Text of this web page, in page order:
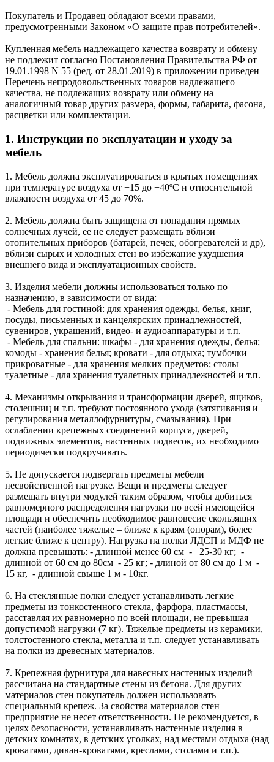
Покупатель и Продавец обладают всеми правами,
предусмотренными Законом «О защите прав потребителей».
Купленная мебель надлежащего качества возврату и обмену
не подлежит согласно Постановления Правительства РФ от
19.01.1998 N 55 (ред. от 28.01.2019) в приложении приведен
Перечень непродовольственных товаров надлежащего
качества, не подлежащих возврату или обмену на
аналогичный товар других размера, формы, габарита, фасона,
расцветки или комплектации.
1. Инструкции по эксплуатации и уходу за
мебель
1. Мебель должна эксплуатироваться в крытых помещениях
при температуре воздуха от +15 до +40ºС и относительной
влажности воздуха от 45 до 70%.
2. Мебель должна быть защищена от попадания прямых
солнечных лучей, ее не следует размещать вблизи
отопительных приборов (батарей, печек, обогревателей и др),
вблизи сырых и холодных стен во избежание ухудшения
внешнего вида и эксплуатационных свойств.
3. Изделия мебели должны использоваться только по
назначению, в зависимости от вида:
- Мебель для гостиной: для хранения одежды, белья, книг,
посуды, письменных и канцелярских принадлежностей,
сувениров, украшений, видео- и аудиоаппаратуры и т.п.
- Мебель для спальни: шкафы - для хранения одежды, белья;
комоды - хранения белья; кровати - для отдыха; тумбочки
прикроватные - для хранения мелких предметов; столы
туалетные - для хранения туалетных принадлежностей и т.п.
4. Механизмы открывания и трансформации дверей, ящиков,
столешниц и т.п. требуют постоянного ухода (затягивания и
регулирования металлофурнитуры, смазывания). При
ослаблении крепежных соединений корпуса, дверей,
подвижных элементов, настенных подвесок, их необходимо
периодически подкручивать.
5. Не допускается подвергать предметы мебели
несвойственной нагрузке. Вещи и предметы следует
размещать внутри модулей таким образом, чтобы добиться
равномерного распределения нагрузки по всей имеющейся
площади и обеспечить необходимое равновесие скользящих
частей (наиболее тяжелые – ближе к краям (опорам), более
легкие ближе к центру). Нагрузка на полки ЛДСП и МДФ не
должна превышать: - длинной менее 60 см - 25-30 кг; -
длинной от 60 см до 80см - 25 кг; - длиной от 80 см до 1 м -
15 кг, - длинной свыше 1 м - 10кг.
6. На стеклянные полки следует устанавливать легкие
предметы из тонкостенного стекла, фарфора, пластмассы,
расставляя их равномерно по всей площади, не превышая
допустимой нагрузки (7 кг). Тяжелые предметы из керамики,
толстостенного стекла, металла и т.п. следует устанавливать
на полки из древесных материалов.
7. Крепежная фурнитура для навесных настенных изделий
рассчитана на стандартные стены из бетона. Для других
материалов стен покупатель должен использовать
специальный крепеж. За свойства материалов стен
предприятие не несет ответственности. Не рекомендуется, в
целях безопасности, устанавливать настенные изделия в
детских комнатах, в детских уголках, над местами отдыха (над
кроватями, диван-кроватями, креслами, столами и т.п.).